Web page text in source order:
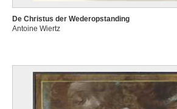
De Christus der Wederopstanding
Antoine Wiertz